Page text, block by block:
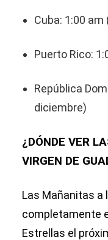
Cuba: 1:00
Puerto Rico:
República
diciembre)
¿DÓNDE VER
VIRGEN DE
Las Mañanitas a
completamente
Estrellas el